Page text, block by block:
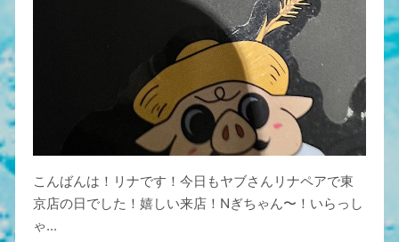
こんばんは！リナです！今日もヤブさんリナペアで東
京店の日でした！嬉しい来店！Nぎちゃん〜！いらっし
ゃ...